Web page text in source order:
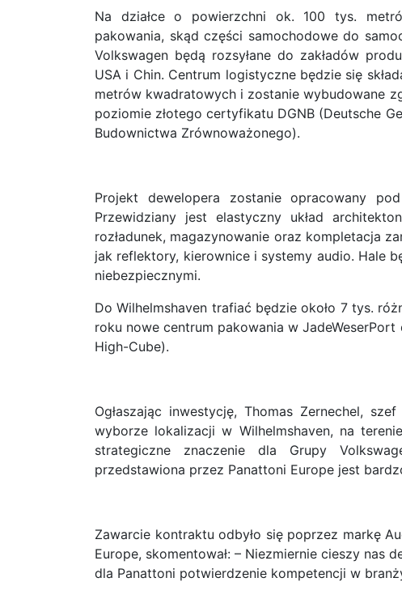
Na działce o powierzchni ok. 100 tys.
pakowania, skąd części samochodowe do
Volkswagen będą rozsyłane do zakładów
USA i Chin. Centrum logistyczne będzie się
metrów kwadratowych i zostanie wybudowane
poziomie złotego certyfikatu DGNB (Deutsche
Budownictwa Zrównoważonego).
Projekt dewelopera zostanie opracowany
Przewidziany jest elastyczny układ
rozładunek, magazynowanie oraz kompletacja
jak reflektory, kierownice i systemy audio. Hale
niebezpiecznymi.
Do Wilhelmshaven trafiać będzie około 7 tys.
roku nowe centrum pakowania w
High-Cube).
Ogłaszając inwestycję, Thomas Zernechel,
wyborze lokalizacji w Wilhelmshaven, na
strategiczne znaczenie dla Grupy
przedstawiona przez Panattoni Europe jest
Zawarcie kontraktu odbyło się poprzez markę
Europe, skomentował: – Niezmiernie cieszy
dla Panattoni potwierdzenie kompetencji w